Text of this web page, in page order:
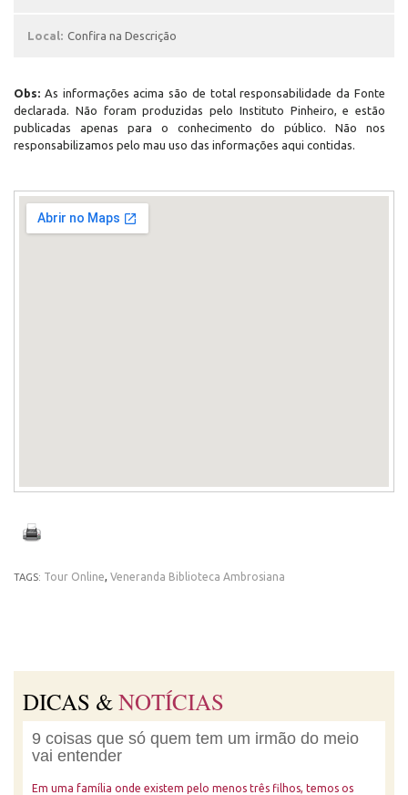
Local: Confira na Descrição
Obs: As informações acima são de total responsabilidade da Fonte
declarada. Não foram produzidas pelo Instituto Pinheiro, e estão
publicadas apenas para o conhecimento do público. Não nos
responsabilizamos pelo mau uso das informações aqui contidas.
TAGS: Tour Online, Veneranda Biblioteca Ambrosiana
DICAS &NOTÍCIAS
9 coisas que só quem tem um irmão do meio
vai entender
Em uma família onde existem pelo menos três filhos, temos os